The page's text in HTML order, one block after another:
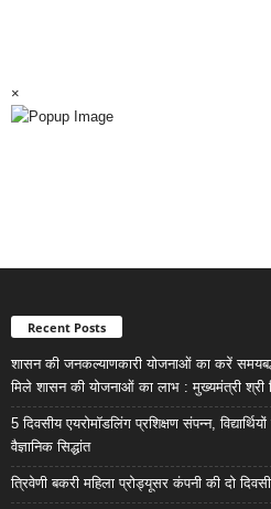
×
Recent Posts
शासन की जनकल्याणकारी योजनाओं का करें
मिले शासन की योजनाओं का लाभ : मुख्यमंत्री श्री
5 दिवसीय एयरोमॉडलिंग प्रशिक्षण संपन्न,
वैज्ञानिक सिद्धांत
त्रिवेणी बकरी महिला प्रोड्यूसर कंपनी की दो